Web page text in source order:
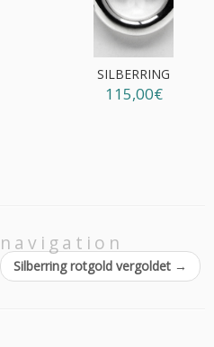
SILBERRING
115,00€
Silberring rotgold vergoldet →